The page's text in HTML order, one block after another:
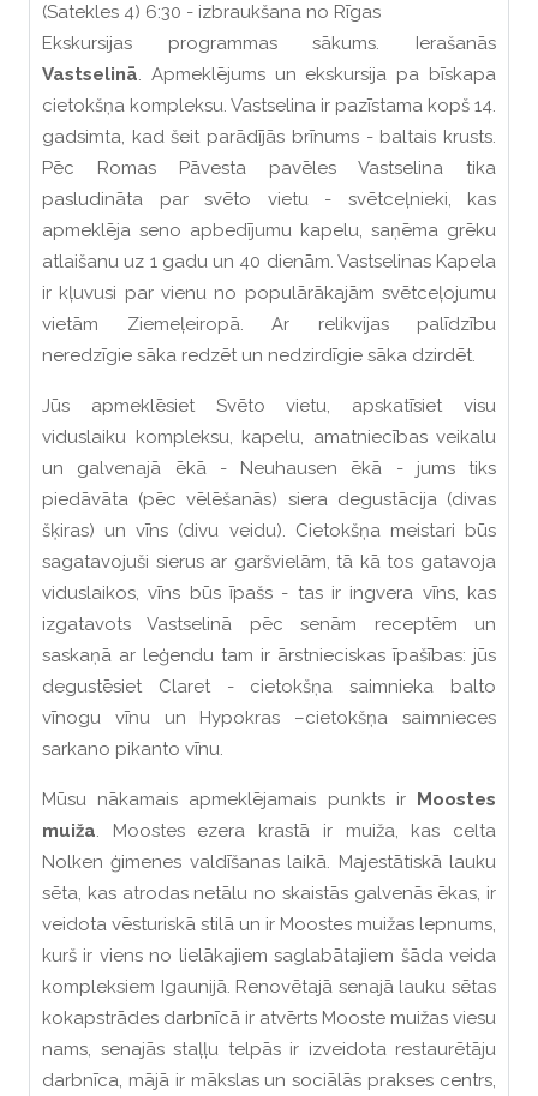
(Satekles 4) 6:30 - izbraukšana no Rīgas
Ekskursijas programmas sākums. Ierašanās
Vastselinā. Apmeklējums un ekskursija pa bīskapa
cietokšņa kompleksu. Vastselina ir pazīstama kopš 14.
gadsimta, kad šeit parādījās brīnums - baltais krusts.
Pēc Romas Pāvesta pavēles Vastselina tika
pasludināta par svēto vietu - svētceļnieki, kas
apmeklēja seno apbedījumu kapelu, saņēma grēku
atlaišanu uz 1 gadu un 40 dienām. Vastselinas Kapela
ir kļuvusi par vienu no populārākajām svētceļojumu
vietām Ziemeļeiropā. Ar relikvijas palīdzību
neredzīgie sāka redzēt un nedzirdīgie sāka dzirdēt.
Jūs apmeklēsiet Svēto vietu, apskatīsiet visu
viduslaiku kompleksu, kapelu, amatniecības veikalu
un galvenajā ēkā - Neuhausen ēkā - jums tiks
piedāvāta (pēc vēlēšanās) siera degustācija (divas
šķiras) un vīns (divu veidu). Cietokšņa meistari būs
sagatavojuši sierus ar garšvielām, tā kā tos gatavoja
viduslaikos, vīns būs īpašs - tas ir ingvera vīns, kas
izgatavots Vastselinā pēc senām receptēm un
saskaņā ar leģendu tam ir ārstnieciskas īpašības: jūs
degustēsiet Claret - cietokšņa saimnieka balto
vīnogu vīnu un Hypokras –cietokšņa saimnieces
sarkano pikanto vīnu.
Mūsu nākamais apmeklējamais punkts ir Moostes
muiža. Moostes ezera krastā ir muiža, kas celta
Nolken ģimenes valdīšanas laikā. Majestātiskā lauku
sēta, kas atrodas netālu no skaistās galvenās ēkas, ir
veidota vēsturiskā stilā un ir Moostes muižas lepnums,
kurš ir viens no lielākajiem saglabātajiem šāda veida
kompleksiem Igaunijā. Renovētajā senajā lauku sētas
kokapstrādes darbnīcā ir atvērts Mooste muižas viesu
nams, senajās staļļu telpās ir izveidota restaurētāju
darbnīca, mājā ir mākslas un sociālās prakses centrs,